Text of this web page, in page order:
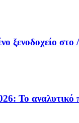
ξενοδοχείο
Το αναλυτικό